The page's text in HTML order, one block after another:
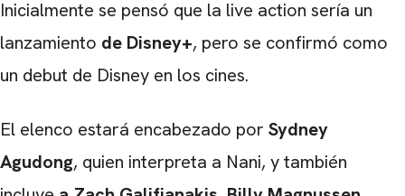
Inicialmente se pensó que la live action sería un
lanzamiento de Disney+, pero se confirmó como
un debut de Disney en los cines.
El elenco estará encabezado por Sydney
Agudong, quien interpreta a Nani, y también